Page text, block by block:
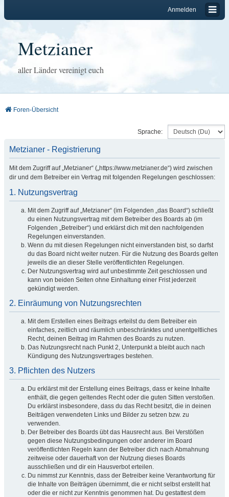
Anmelden
Metzianer
aller Länder vereinigt euch
Foren-Übersicht
Sprache:
Metzianer - Registrierung
Mit dem Zugriff auf „Metzianer“ („https://www.metzianer.de“) wird zwischen
dir und dem Betreiber ein Vertrag mit folgenden Regelungen geschlossen:
1. Nutzungsvertrag
Mit dem Zugriff auf „Metzianer“ (im Folgenden „das Board“) schließt
du einen Nutzungsvertrag mit dem Betreiber des Boards ab (im
Folgenden „Betreiber“) und erklärst dich mit den nachfolgenden
Regelungen einverstanden.
Wenn du mit diesen Regelungen nicht einverstanden bist, so darfst
du das Board nicht weiter nutzen. Für die Nutzung des Boards gelten
jeweils die an dieser Stelle veröffentlichten Regelungen.
Der Nutzungsvertrag wird auf unbestimmte Zeit geschlossen und
kann von beiden Seiten ohne Einhaltung einer Frist jederzeit
gekündigt werden.
2. Einräumung von Nutzungsrechten
Mit dem Erstellen eines Beitrags erteilst du dem Betreiber ein
einfaches, zeitlich und räumlich unbeschränktes und unentgeltliches
Recht, deinen Beitrag im Rahmen des Boards zu nutzen.
Das Nutzungsrecht nach Punkt 2, Unterpunkt a bleibt auch nach
Kündigung des Nutzungsvertrages bestehen.
3. Pflichten des Nutzers
Du erklärst mit der Erstellung eines Beitrags, dass er keine Inhalte
enthält, die gegen geltendes Recht oder die guten Sitten verstoßen.
Du erklärst insbesondere, dass du das Recht besitzt, die in deinen
Beiträgen verwendeten Links und Bilder zu setzen bzw. zu
verwenden.
Der Betreiber des Boards übt das Hausrecht aus. Bei Verstößen
gegen diese Nutzungsbedingungen oder anderer im Board
veröffentlichten Regeln kann der Betreiber dich nach Abmahnung
zeitweise oder dauerhaft von der Nutzung dieses Boards
ausschließen und dir ein Hausverbot erteilen.
Du nimmst zur Kenntnis, dass der Betreiber keine Verantwortung für
die Inhalte von Beiträgen übernimmt, die er nicht selbst erstellt hat
oder die er nicht zur Kenntnis genommen hat. Du gestattest dem